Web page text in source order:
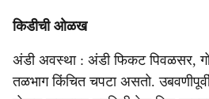
किडीची ओळख
अंडी अवस्था : अंडी फिकट पिवळसर,
तळभाग किंचित चपटा असतो.